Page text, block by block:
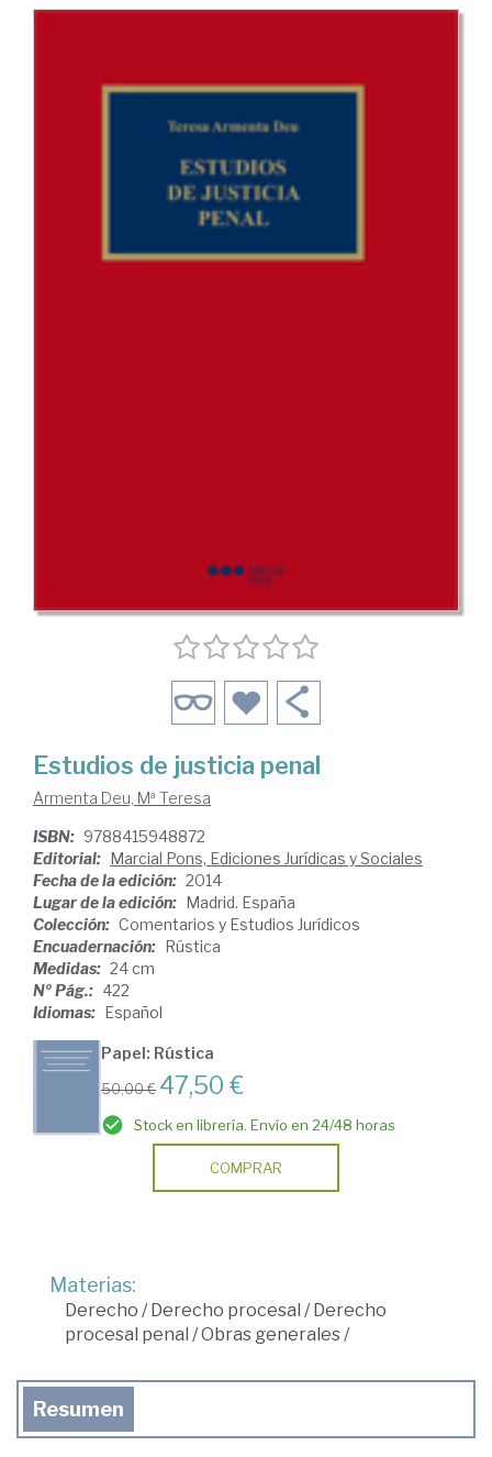
Estudios de justicia penal
Armenta Deu, Mª Teresa
ISBN: 9788415948872
Editorial: Marcial Pons, Ediciones Jurídicas y Sociales
Fecha de la edición: 2014
Lugar de la edición: Madrid. España
Colección: Comentarios y Estudios Jurídicos
Encuadernación: Rústica
Medidas: 24 cm
Nº Pág.: 422
Idiomas: Español
Papel: Rústica
50,00 € 47,50 €
Stock en librería. Envío en 24/48 horas
COMPRAR
Materias:
Derecho /Derecho procesal /Derecho
procesal penal /Obras generales /
Resumen